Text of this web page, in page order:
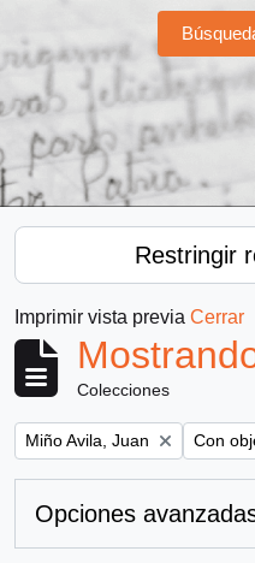
Restringir
Imprimir vista previa Cerrar
Colecciones
Remove filter:
Miño Avila, Juan Con
Opciones